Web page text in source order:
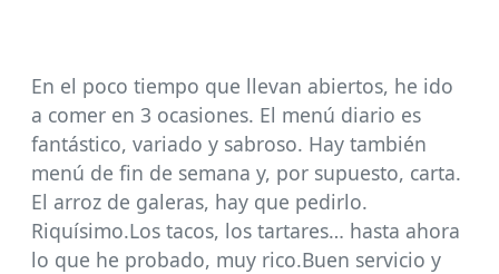
En el poco tiempo que llevan abiertos, he ido
a comer en 3 ocasiones. El menú diario es
fantástico, variado y sabroso. Hay también
menú de fin de semana y, por supuesto, carta.
El arroz de galeras, hay que pedirlo.
Riquísimo.Los tacos, los tartares… hasta ahora
lo que he probado, muy rico.Buen servicio y